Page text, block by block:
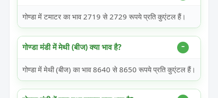
गोण्डा में टमाटर का भाव 2719 से 2729 रूपये प्रति कुएंटल हैं।
गोण्डा मंडी में मेथी (बीज) क्या भाव है?
गोण्डा में मेथी (बीज) का भाव 8640 से 8650 रूपये प्रति कुएंटल हैं।